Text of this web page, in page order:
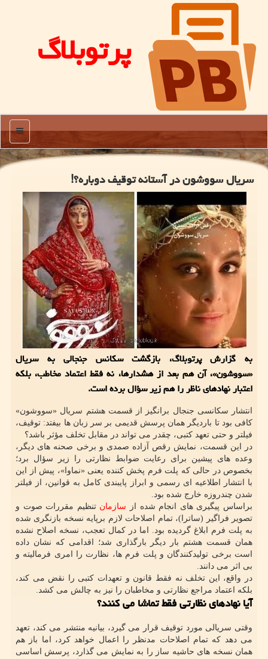
پرتوبلاگ
منو
سریال سووشون در آستانه توقیف دوباره؟!
به گزارش پرتوبلاگ، بازگشت سکانس جنجالی به سریال
«سووشون»، آن هم بعد از هشدارها، نه فقط اعتماد مخاطب، بلکه
اعتبار نهادهای ناظر را هم زیر سؤال برده است.
انتشار سکانسی جنجال برانگیز از قسمت هشتم سریال «سووشون»
کافی بود تا باردیگر همان پرسش قدیمی بر سر زبان ها بیفتد: توقیف،
فیلتر و حتی تعهد کتبی، چقدر می تواند در مقابل تخلف مؤثر باشد؟
در این قسمت، نمایش رقص آزاده صمدی و برخی صحنه های دیگر،
وعده های پیشین برای رعایت ضوابط نظارتی را زیر سؤال برد؛
بخصوص در حالی که پلت فرم پخش کننده یعنی «نماوا»، پیش از این
با انتشار اطلاعیه ای رسمی و ابراز پایبندی کامل به قوانین، از فیلتر
شدن چندروزه خارج شده بود.
براساس پیگیری های انجام شده از سازمان تنظیم مقررات صوت و
تصویر فراگیر (ساترا)، تمام اصلاحات لازم برپایه نسخه بازنگری شده
به پلت فرم ابلاغ گردیده بود. اما در کمال تعجب، نسخه اصلاح نشده
همان قسمت هشتم بار دیگر بارگذاری شد؛ اقدامی که نشان داده
است برخی تولیدکنندگان و پلت فرم ها، نظارت را امری فرمالیته و
بی اثر می دانند.
در واقع، این تخلف نه فقط قانون و تعهدات کتبی را نقض می کند،
بلکه اعتماد مراجع نظارتی و مخاطبان را نیز به چالش می کشد.
آیا نهادهای نظارتی فقط تماشا می کنند؟
وقتی سریالی مورد توقیف قرار می گیرد، بیانیه منتشر می کند، تعهد
می دهد که تمام اصلاحات مدنظر را اعمال خواهد کرد، اما باز هم
همان نسخه های حاشیه ساز را به نمایش می گذارد، پرسش اساسی